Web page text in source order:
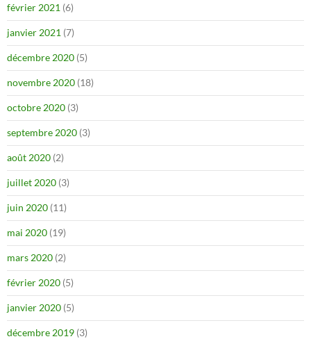
février 2021 (6)
janvier 2021 (7)
décembre 2020 (5)
novembre 2020 (18)
octobre 2020 (3)
septembre 2020 (3)
août 2020 (2)
juillet 2020 (3)
juin 2020 (11)
mai 2020 (19)
mars 2020 (2)
février 2020 (5)
janvier 2020 (5)
décembre 2019 (3)